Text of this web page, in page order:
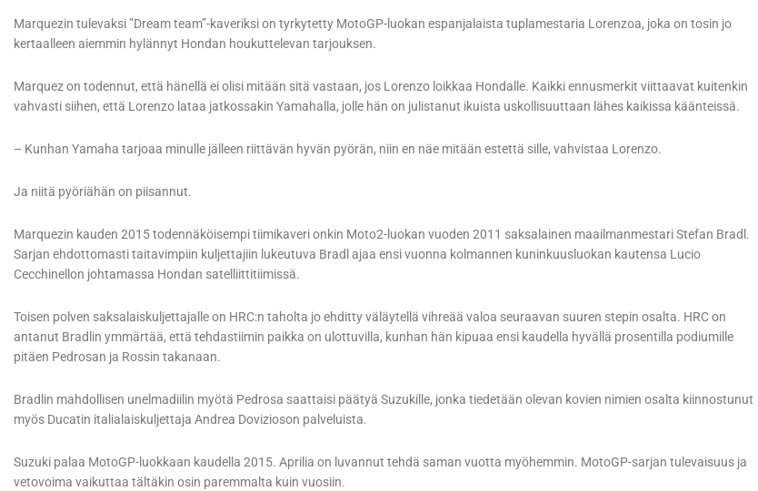
Marquezin tulevaksi ”Dream team”-kaveriksi on tyrkytetty MotoGP-luokan espanjalaista tuplamestaria Lorenzoa, joka on tosin jo
kertaalleen aiemmin hylännyt Hondan houkuttelevan tarjouksen.
Marquez on todennut, että hänellä ei olisi mitään sitä vastaan, jos Lorenzo loikkaa Hondalle. Kaikki ennusmerkit viittaavat kuitenkin
vahvasti siihen, että Lorenzo lataa jatkossakin Yamahalla, jolle hän on julistanut ikuista uskollisuuttaan lähes kaikissa käänteissä.
– Kunhan Yamaha tarjoaa minulle jälleen riittävän hyvän pyörän, niin en näe mitään estettä sille, vahvistaa Lorenzo.
Ja niitä pyöriähän on piisannut.
Marquezin kauden 2015 todennäköisempi tiimikaveri onkin Moto2-luokan vuoden 2011 saksalainen maailmanmestari Stefan Bradl.
Sarjan ehdottomasti taitavimpiin kuljettajiin lukeutuva Bradl ajaa ensi vuonna kolmannen kuninkuusluokan kautensa Lucio
Cecchinellon johtamassa Hondan satelliittitiimissä.
Toisen polven saksalaiskuljettajalle on HRC:n taholta jo ehditty väläytellä vihreää valoa seuraavan suuren stepin osalta. HRC on
antanut Bradlin ymmärtää, että tehdastiimin paikka on ulottuvilla, kunhan hän kipuaa ensi kaudella hyvällä prosentilla podiumille
pitäen Pedrosan ja Rossin takanaan.
Bradlin mahdollisen unelmadiilin myötä Pedrosa saattaisi päätyä Suzukille, jonka tiedetään olevan kovien nimien osalta kiinnostunut
myös Ducatin italialaiskuljettaja Andrea Dovizioson palveluista.
Suzuki palaa MotoGP-luokkaan kaudella 2015. Aprilia on luvannut tehdä saman vuotta myöhemmin. MotoGP-sarjan tulevaisuus ja
vetovoima vaikuttaa tältäkin osin paremmalta kuin vuosiin.